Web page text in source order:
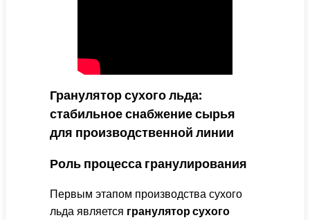
Гранулятор сухого льда:
стабильное снабжение сырья
для производственной линии
Роль процесса гранулирования
Первым этапом производства сухого
льда является гранулятор сухого